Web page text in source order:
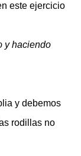
este ejercicio
y haciendo
y debemos
rodillas no